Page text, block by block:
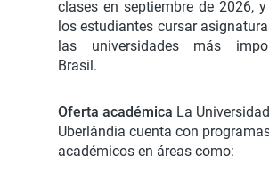
clases en septiembre de 2026,
los estudiantes cursar
las universidades más
Brasil.
Oferta académica La
Uberlândia cuenta con
académicos en áreas como: